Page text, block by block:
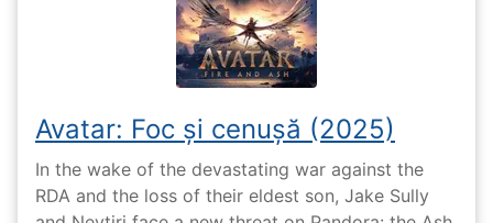
Avatar: Foc și cenușă (2025)
In the wake of the devastating war against the
RDA and the loss of their eldest son, Jake Sully